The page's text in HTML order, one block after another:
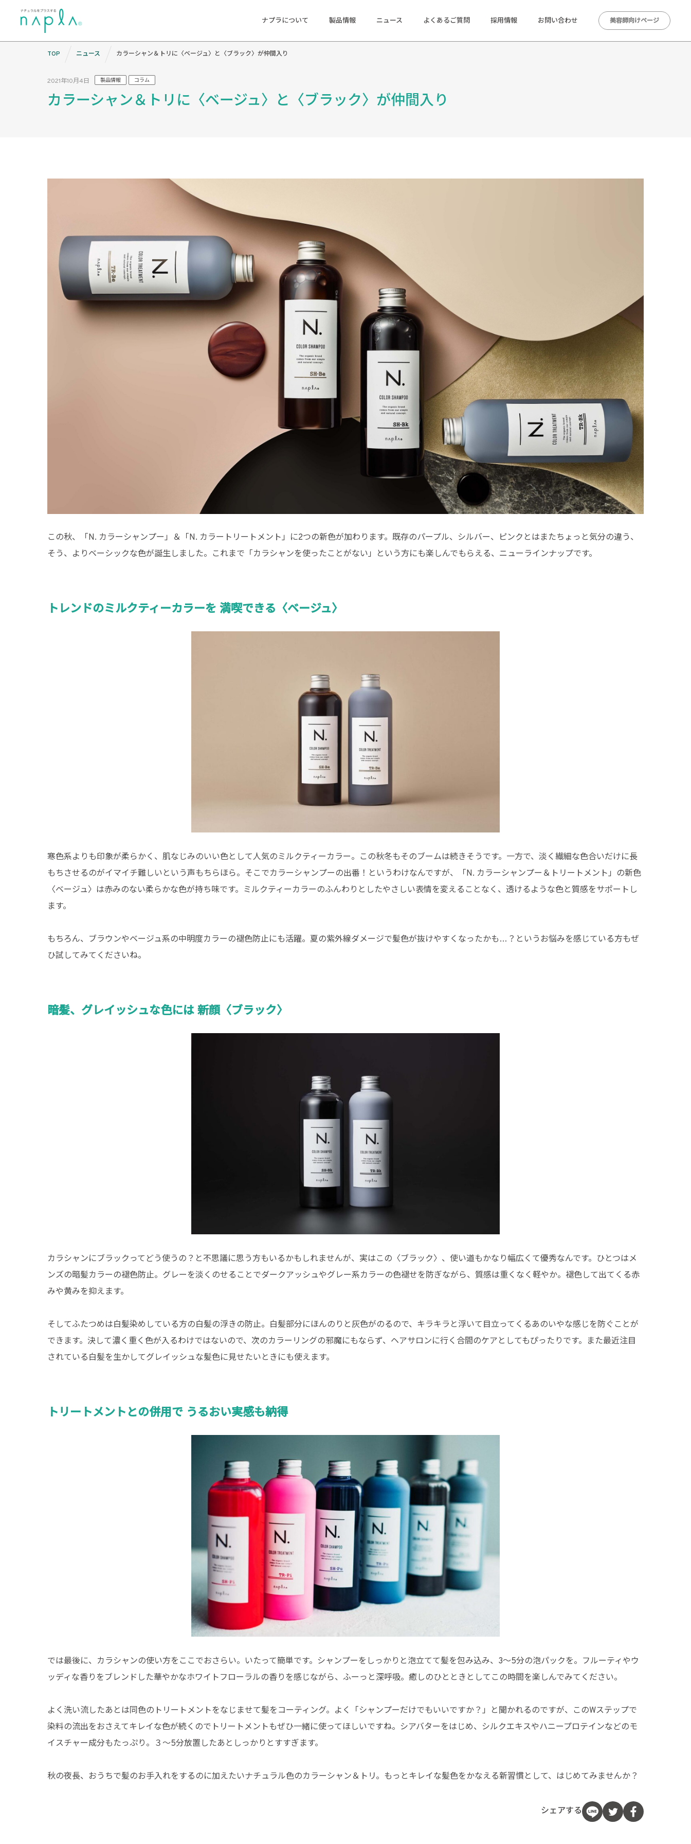
ナプラについて 製品情報 ニュース よくあるご質問 採用情報 お問い合わせ 美容師向けページ
2021年10月4日 製品情報 コラム
カラーシャン＆トリに〈ベージュ〉と〈ブラック〉が仲間入り
この秋、「N. カラーシャンプー」＆「N. カラートリートメント」に2つの新色が加わります。既存のパープル、シルバー、ピンクとはまたちょっと気分の違う、
そう、よりベーシックな色が誕生しました。これまで「カラシャンを使ったことがない」という方にも楽しんでもらえる、ニューラインナップです。
トレンドのミルクティーカラーを 満喫できる〈ベージュ〉
寒色系よりも印象が柔らかく、肌なじみのいい色として人気のミルクティーカラー。この秋冬もそのブームは続きそうです。一方で、淡く繊細な色合いだけに長
もちさせるのがイマイチ難しいという声もちらほら。そこでカラーシャンプーの出番！というわけなんですが、「N. カラーシャンプー＆トリートメント」の新色
〈ベージュ〉は赤みのない柔らかな色が持ち味です。ミルクティーカラーのふんわりとしたやさしい表情を変えることなく、透けるような色と質感をサポートし
ます。
もちろん、ブラウンやベージュ系の中明度カラーの褪色防止にも活躍。夏の紫外線ダメージで髪色が抜けやすくなったかも…？というお悩みを感じている方もぜ
ひ試してみてくださいね。
暗髪、グレイッシュな色には 新顔〈ブラック〉
カラシャンにブラックってどう使うの？と不思議に思う方もいるかもしれませんが、実はこの〈ブラック〉、使い道もかなり幅広くて優秀なんです。ひとつはメ
ンズの暗髪カラーの褪色防止。グレーを淡くのせることでダークアッシュやグレー系カラーの色褪せを防ぎながら、質感は重くなく軽やか。褪色して出てくる赤
みや黄みを抑えます。
そしてふたつめは白髪染めしている方の白髪の浮きの防止。白髪部分にほんのりと灰色がのるので、キラキラと浮いて目立ってくるあのいやな感じを防ぐことが
できます。決して濃く重く色が入るわけではないので、次のカラーリングの邪魔にもならず、ヘアサロンに行く合間のケアとしてもぴったりです。また最近注目
されている白髪を生かしてグレイッシュな髪色に見せたいときにも使えます。
トリートメントとの併用で うるおい実感も納得
では最後に、カラシャンの使い方をここでおさらい。いたって簡単です。シャンプーをしっかりと泡立てて髪を包み込み、3〜5分の泡パックを。フルーティやウ
ッディな香りをブレンドした華やかなホワイトフローラルの香りを感じながら、ふーっと深呼吸。癒しのひとときとしてこの時間を楽しんでみてください。
よく洗い流したあとは同色のトリートメントをなじませて髪をコーティング。よく「シャンプーだけでもいいですか？」と聞かれるのですが、このWステップで
染料の流出をおさえてキレイな色が続くのでトリートメントもぜひ一緒に使ってほしいですね。シアバターをはじめ、シルクエキスやハニープロテインなどのモ
イスチャー成分もたっぷり。３〜5分放置したあとしっかりとすすぎます。
秋の夜長、おうちで髪のお手入れをするのに加えたいナチュラル色のカラーシャン＆トリ。もっとキレイな髪色をかなえる新習慣として、はじめてみませんか？
シェアする
TOP ニュース カラーシャン＆トリに〈ベージュ〉と〈ブラック〉が仲間入り